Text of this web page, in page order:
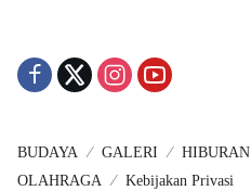
BUDAYA GALERI HIBURAN
OLAHRAGA
Kebijakan Privasi